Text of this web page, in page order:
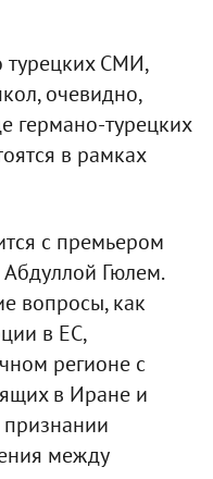
турецких СМИ,
очевидно,
германо-турецких
в рамках
с премьером
Гюлем.
вопросы, как
в ЕС,
регионе с
в Иране и
между